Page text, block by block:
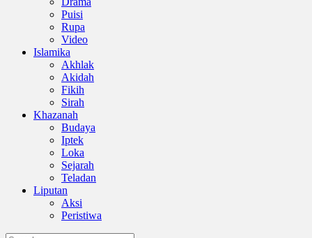
Puisi
Rupa
Video
Islamika
Akhlak
Akidah
Fikih
Sirah
Khazanah
Budaya
Iptek
Loka
Sejarah
Teladan
Liputan
Aksi
Peristiwa